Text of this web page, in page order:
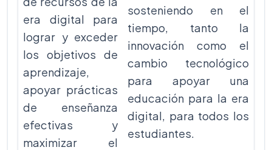
era digital para
lograr y exceder
los objetivos de
aprendizaje,
apoyar prácticas
de enseñanza
efectivas y
maximizar el
sosteniendo en el
tiempo, tanto la
innovación como el
cambio tecnológico
para apoyar una
educación para la era
digital, para todos los
estudiantes.